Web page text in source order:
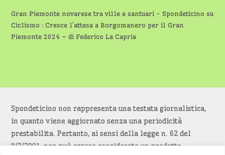
Gran Piemonte novarese tra ville e santuari - Spondeticino su
Ciclismo : Cresce l’attesa a Borgomanero per il Gran
Piemonte 2024 – di Federico La Capria
Spondeticino non rappresenta una testata giornalistica,
in quanto viene aggiornato senza una periodicità
prestabilita. Pertanto, ai sensi della legge n. 62 del
7/3/2001, non può essere considerato un prodotto